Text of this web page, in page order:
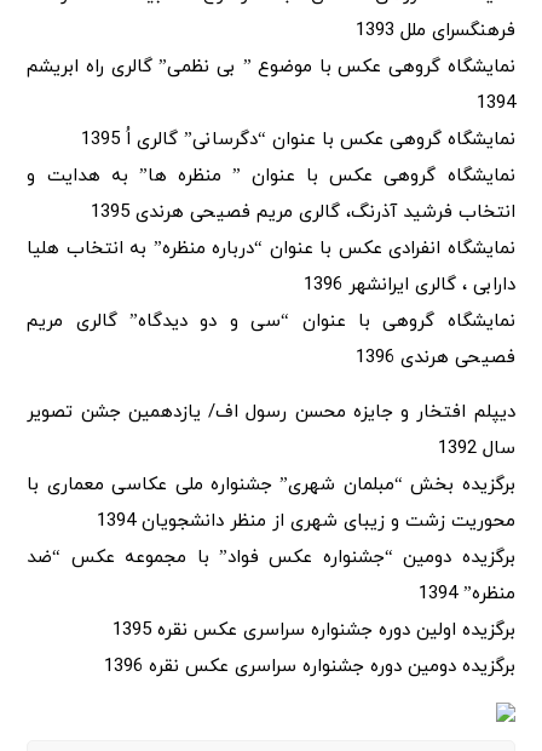
فرهنگسرای ملل 1393
نمایشگاه گروهی عکس با موضوع ” بی نظمی” گالری راه ابریشم
1394
نمایشگاه گروهی عکس با عنوان “دگرسانی” گالری اُ 1395
نمایشگاه گروهی عکس با عنوان ” منظره ها” به هدایت و
انتخاب فرشید آذرنگ، گالری مریم فصیحی هرندی 1395
نمایشگاه انفرادی عکس با عنوان “درباره منظره” به انتخاب هلیا
دارابی ، گالری ایرانشهر 1396
نمایشگاه گروهی با عنوان “سی و دو دیدگاه” گالری مریم
فصیحی هرندی 1396
دیپلم افتخار و جایزه محسن رسول اف/ یازدهمین جشن تصویر
سال 1392
برگزیده بخش “مبلمان شهری” جشنواره ملی عکاسی معماری با
محوریت زشت و زیبای شهری از منظر دانشجویان 1394
برگزیده دومین “جشنواره عکس فواد” با مجموعه عکس “ضد
منظره” 1394
برگزیده اولین دوره جشنواره سراسری عکس نقره 1395
برگزیده دومین دوره جشنواره سراسری عکس نقره 1396